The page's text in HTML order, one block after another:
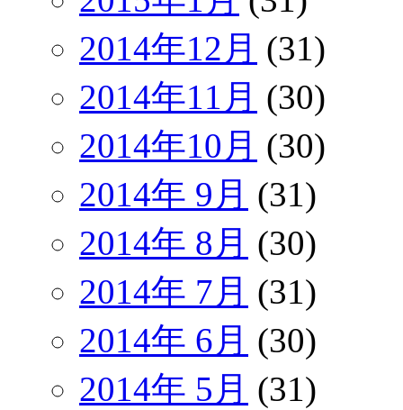
2014年12月 (31)
2014年11月 (30)
2014年10月 (30)
2014年 9月 (31)
2014年 8月 (30)
2014年 7月 (31)
2014年 6月 (30)
2014年 5月 (31)